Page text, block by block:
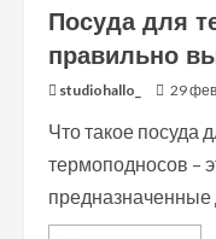
Посуда для
правильно
studiohallo_ 29
Что такое посуда
термоподносов –
предназначенные